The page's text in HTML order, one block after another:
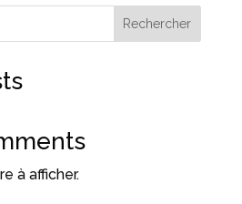
Rechercher
à afficher.